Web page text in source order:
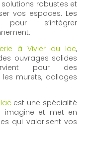
solutions robustes et
vos espaces. Les
s’intégrer
à Vivier du lac,
ouvrages solides
pour des
murets, dallages
est une spécialité
imagine et met en
qui valorisent vos